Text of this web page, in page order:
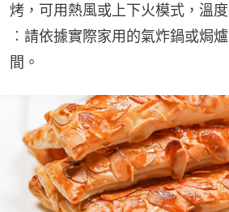
烤，可用熱風或上下火模式，溫
︰請依據實際家用的氣炸鍋或焗
間。